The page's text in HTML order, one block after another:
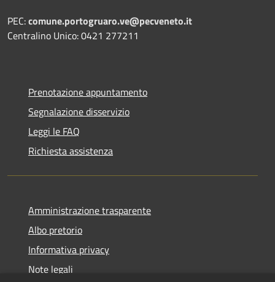
PEC:comune.portogruaro.ve@pecveneto.it
Centralino Unico: 0421 277211
Prenotazione appuntamento
Segnalazione disservizio
Leggi le FAQ
Richiesta assistenza
Amministrazione trasparente
Albo pretorio
Informativa privacy
Note legali